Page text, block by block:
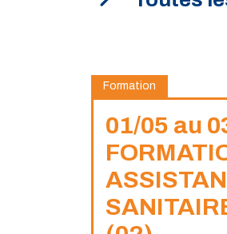
Formation
01/05 au